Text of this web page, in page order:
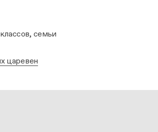
семьи
царевен